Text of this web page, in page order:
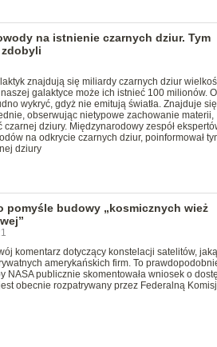
na istnienie czarnych dziur. Tym
zdobyli
znajdują się miliardy czarnych dziur
galaktyce może ich istnieć 100 milionów.
wykryć, gdyż nie emitują światła. Znajduje
obserwując nietypowe zachowanie materii,
dziury. Międzynarodowy zespół
na odkrycie czarnych dziur, poinformował
dziury
pomyśle budowy „kosmicznych wież
komentarz dotyczący konstelacji satelitów,
amerykańskich firm. To
NASA publicznie skomentowała wniosek o
obecnie rozpatrywany przez Federalną